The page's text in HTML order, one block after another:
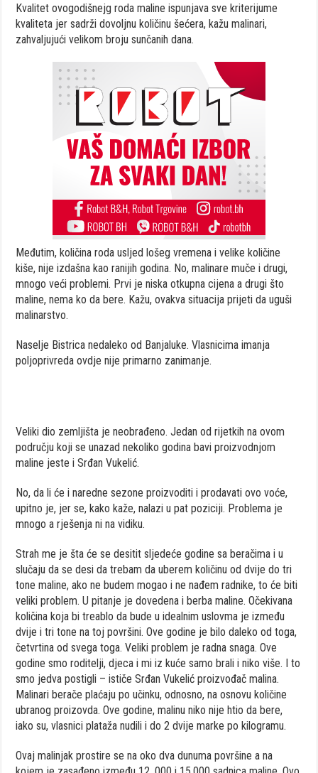
Kvalitet ovogodišnejg roda maline ispunjava sve kriterijume
kvaliteta jer sadrži dovoljnu količinu šećera, kažu malinari,
zahvaljujući velikom broju sunčanih dana.
Međutim, količina roda usljed lošeg vremena i velike količine
kiše, nije izdašna kao ranijih godina. No, malinare muče i drugi,
mnogo veći problemi. Prvi je niska otkupna cijena a drugi što
maline, nema ko da bere. Kažu, ovakva situacija prijeti da uguši
malinarstvo.
Naselje Bistrica nedaleko od Banjaluke. Vlasnicima imanja
poljoprivreda ovdje nije primarno zanimanje.
Veliki dio zemljišta je neobrađeno. Jedan od rijetkih na ovom
području koji se unazad nekoliko godina bavi proizvodnjom
maline jeste i Srđan Vukelić.
No, da li će i naredne sezone proizvoditi i prodavati ovo voće,
upitno je, jer se, kako kaže, nalazi u pat poziciji. Problema je
mnogo a rješenja ni na vidiku.
Strah me je šta će se desitit sljedeće godine sa beračima i u
slučaju da se desi da trebam da uberem količinu od dvije do tri
tone maline, ako ne budem mogao i ne nađem radnike, to će biti
veliki problem. U pitanje je dovedena i berba maline. Očekivana
količina koja bi treablo da bude u idealnim uslovma je između
dvije i tri tone na toj površini. Ove godine je bilo daleko od toga,
četvrtina od svega toga. Veliki problem je radna snaga. Ove
godine smo roditelji, djeca i mi iz kuće samo brali i niko više. I to
smo jedva postigli – ističe Srđan Vukelić proizvođač malina.
Malinari berače plaćaju po učinku, odnosno, na osnovu količine
ubranog proizovda. Ove godine, malinu niko nije htio da bere,
iako su, vlasnici plataža nudili i do 2 dvije marke po kilogramu.
Ovaj malinjak prostire se na oko dva dunuma površine a na